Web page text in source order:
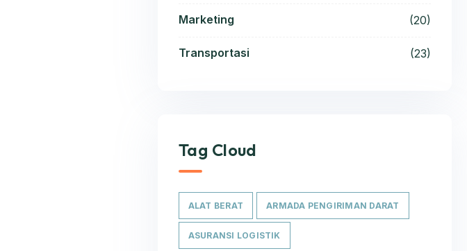
Marketing (20)
Transportasi (23)
Tag Cloud
ALAT BERAT ARMADA PENGIRIMAN DARAT
ASURANSI LOGISTIK